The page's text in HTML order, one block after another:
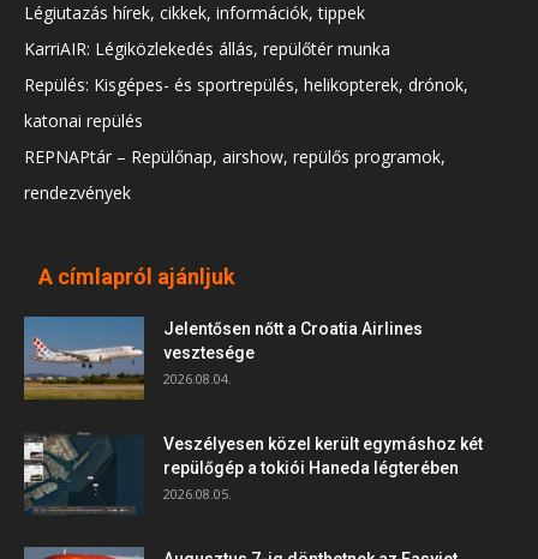
Légiutazás hírek, cikkek, információk, tippek
KarriAIR: Légiközlekedés állás, repülőtér munka
Repülés: Kisgépes- és sportrepülés, helikopterek, drónok,
katonai repülés
REPNAPtár – Repülőnap, airshow, repülős programok,
rendezvények
A címlapról ajánljuk
Jelentősen nőtt a Croatia Airlines
vesztesége
2026.08.04.
Veszélyesen közel került egymáshoz két
repülőgép a tokiói Haneda légterében
2026.08.05.